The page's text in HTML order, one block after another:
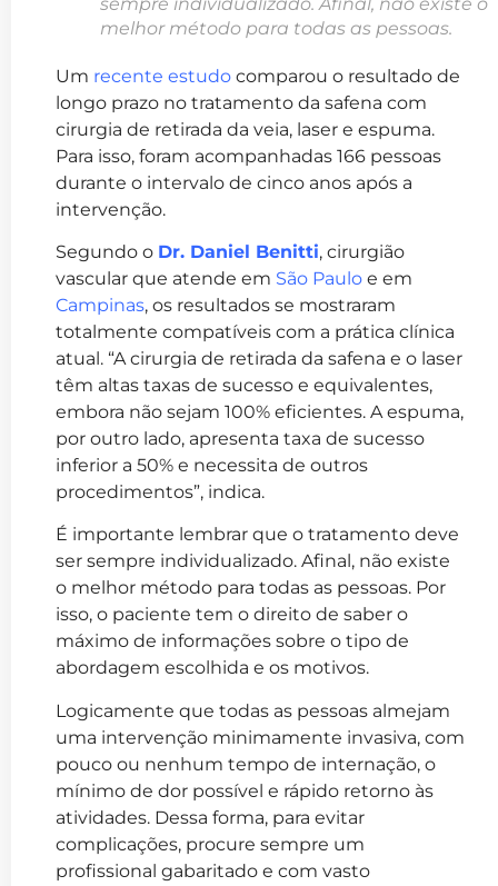
melhor método para todas as pessoas.
Um recente estudo comparou o resultado de
longo prazo no tratamento da safena com
cirurgia de retirada da veia, laser e espuma.
Para isso, foram acompanhadas 166 pessoas
durante o intervalo de cinco anos após a
intervenção.
Segundo o Dr. Daniel Benitti, cirurgião
vascular que atende em São Paulo e em
Campinas, os resultados se mostraram
totalmente compatíveis com a prática clínica
atual. “A cirurgia de retirada da safena e o laser
têm altas taxas de sucesso e equivalentes,
embora não sejam 100% eficientes. A espuma,
por outro lado, apresenta taxa de sucesso
inferior a 50% e necessita de outros
procedimentos”, indica.
É importante lembrar que o tratamento deve
ser sempre individualizado. Afinal, não existe
o melhor método para todas as pessoas. Por
isso, o paciente tem o direito de saber o
máximo de informações sobre o tipo de
abordagem escolhida e os motivos.
Logicamente que todas as pessoas almejam
uma intervenção minimamente invasiva, com
pouco ou nenhum tempo de internação, o
mínimo de dor possível e rápido retorno às
atividades. Dessa forma, para evitar
complicações, procure sempre um
profissional gabaritado e com vasto